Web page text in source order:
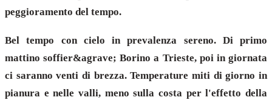
peggioramento del tempo.
Bel tempo con cielo in prevalenza sereno. Di primo
mattino soffier&agrave; Borino a Trieste, poi in giornata
ci saranno venti di brezza. Temperature miti di giorno in
pianura e nelle valli, meno sulla costa per l'effetto della